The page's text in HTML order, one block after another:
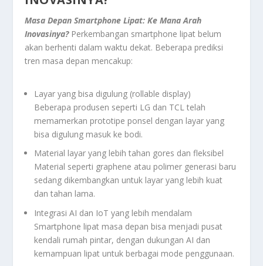
Masa Depan Smartphone Lipat: Ke Mana Arah
Inovasinya?Perkembangan smartphone lipat belum
akan berhenti dalam waktu dekat. Beberapa prediksi
tren masa depan mencakup:
Layar yang bisa digulung (rollable display)
Beberapa produsen seperti LG dan TCL telah
memamerkan prototipe ponsel dengan layar yang
bisa digulung masuk ke bodi.
Material layar yang lebih tahan gores dan fleksibel
Material seperti graphene atau polimer generasi baru
sedang dikembangkan untuk layar yang lebih kuat
dan tahan lama.
Integrasi AI dan IoT yang lebih mendalam
Smartphone lipat masa depan bisa menjadi pusat
kendali rumah pintar, dengan dukungan AI dan
kemampuan lipat untuk berbagai mode penggunaan.